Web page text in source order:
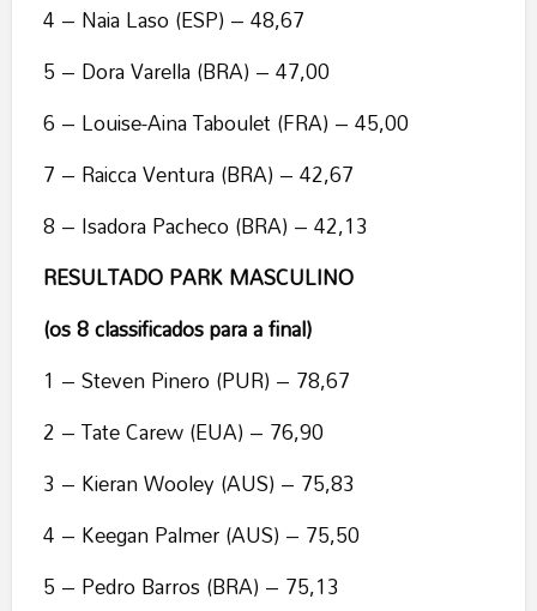
4 – Naia Laso (ESP) – 48,67
5 – Dora Varella (BRA) – 47,00
6 – Louise-Aina Taboulet (FRA) – 45,00
7 – Raicca Ventura (BRA) – 42,67
8 – Isadora Pacheco (BRA) – 42,13
RESULTADO PARK MASCULINO
(os 8 classificados para a final)
1 – Steven Pinero (PUR) – 78,67
2 – Tate Carew (EUA) – 76,90
3 – Kieran Wooley (AUS) – 75,83
4 – Keegan Palmer (AUS) – 75,50
5 – Pedro Barros (BRA) – 75,13